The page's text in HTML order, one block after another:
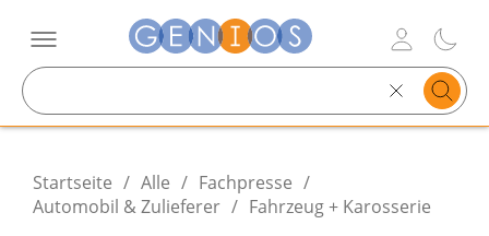
text
Startseite / Alle / Fachpresse /
Automobil & Zulieferer / Fahrzeug + Karosserie